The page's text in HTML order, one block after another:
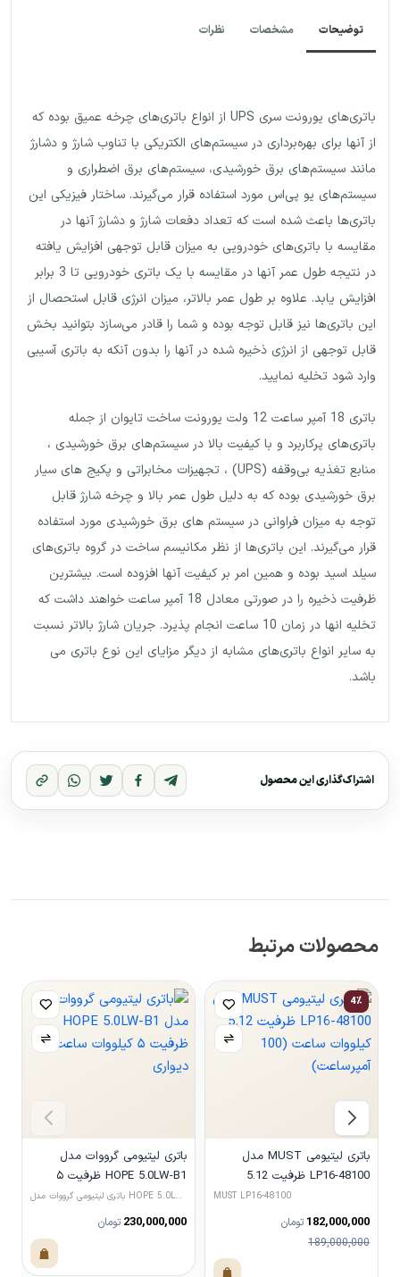
توضیحات مشخصات نظرات
باتری‌های یورونت سری UPS از انواع باتری‌های چرخه عمیق بوده که
از آنها برای بهره‌برداری در سیستم‌های الکتریکی با تناوب شارژ و دشارژ
مانند سیستم‌های برق خورشیدی، سیستم‌های برق اضطراری و
سیستم‌های یو پی‌اس مورد استفاده قرار می‌گیرند. ساختار فیزیکی این
باتری‌ها باعث شده است که تعداد دفعات شارژ و دشارژ آنها در
مقایسه با باتری‌های خودرویی به میزان قابل توجهی افزایش یافته
در نتیجه طول عمر آنها در مقایسه با یک باتری خودرویی تا 3 برابر
افزایش یابد. علاوه بر طول عمر بالاتر، میزان انرژی قابل استحصال از
این باتری‌ها نیز قابل توجه بوده و شما را قادر می‌سازد بتوانید بخش
قابل توجهی از انرژی ذخیره شده در آنها را بدون آنکه به باتری آسیبی
وارد شود تخلیه نمایید.
باتری 18 آمپر ساعت 12 ولت یورونت ساخت تایوان از جمله
باتری‌های پرکاربرد و با کیفیت بالا در سیستم‌های برق خورشیدی ،
منابع تغذیه بی‌وقفه (UPS) ، تجهیزات مخابراتی و پکیج های سیار
برق خورشیدی بوده که به دلیل طول عمر بالا و چرخه شارژ قابل
توجه به میزان فراوانی در سیستم های برق خورشیدی مورد استفاده
قرار می‌گیرند. این باتری‌ها از نظر مکانیسم ساخت در گروه باتری‌های
سیلد اسید بوده و همین امر بر کیفیت آنها افزوده است. بیشترین
ظرفیت ذخیره را در صورتی معادل 18 آمپر ساعت خواهند داشت که
تخلیه انها در زمان 10 ساعت انجام پذیرد. جریان شارژ بالاتر نسبت
به سایر انواع باتری‌های مشابه از دیگر مزایای این نوع باتری می
باشد.
اشتراک‌گذاری این محصول
محصولات مرتبط
4٪
باتری لیتیومی MUST مدل
LP16-48100 ظرفیت 5.12
MUST LP16-48100
182,000,000 تومان
189,000,000
باتری لیتیومی گرووات مدل
HOPE 5.0LW-B1 ظرفیت ۵
کیلووات ساعت دیواری
باتری لیتیومی گرووات مدل HOPE 5.0LW-B1 ظرفیت ۵ کیلووات
230,000,000 تومان